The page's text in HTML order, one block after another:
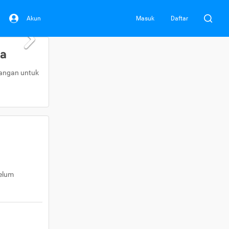
Akun Masuk Daftar
untuk